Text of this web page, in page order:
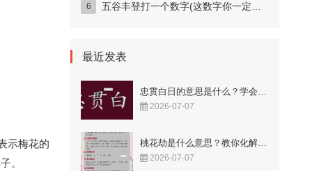
示梅花的
。
五谷丰登打一个数字(这数字你一定猜得到)
最近发表
忠贯白日的意思是什么？学会这样用更显智慧！
2026-07-07
桃花劫是什么意思？教你化解烂桃花的秘籍！
2026-07-07